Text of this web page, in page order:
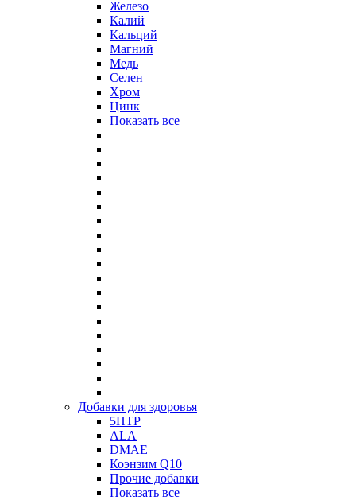
Железо
Калий
Кальций
Магний
Медь
Селен
Хром
Цинк
Показать все
Добавки для здоровья
5HTP
ALA
DMAE
Коэнзим Q10
Прочие добавки
Показать все